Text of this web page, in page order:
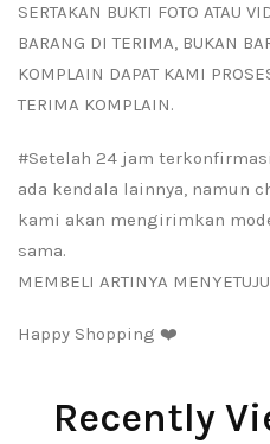
SERTAKAN BUKTI FOTO ATAU
BARANG DI TERIMA, BUKAN
KOMPLAIN DAPAT KAMI
TERIMA KOMPLAIN.
#Setelah 24 jam
ada kendala lainnya, namun
kami akan mengirimkan
sama.
MEMBELI ARTINYA
Happy Shopping ❤️
Recently